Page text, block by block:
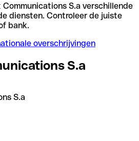
S.a verschillende
diensten. Controleer de juiste
bank.
overschrijvingen
S.a
S.a